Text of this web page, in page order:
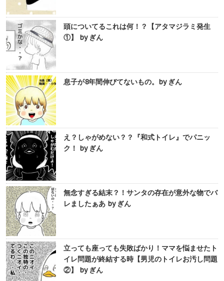
頭についてるこれは何！？【アタマジラミ発生
①】 by ぎん
息子が8年間伸びてないもの。by ぎん
え？しゃがめない？？『和式トイレ』でパニッ
ク！ by ぎん
無念すぎる結末？！サンタの存在が意外な物でバ
レましたぁあ by ぎん
立っても座っても失敗ばかり！ママを悩ませたト
イレ問題が終結する時【男児のトイレお汚し問題
②】 by ぎん